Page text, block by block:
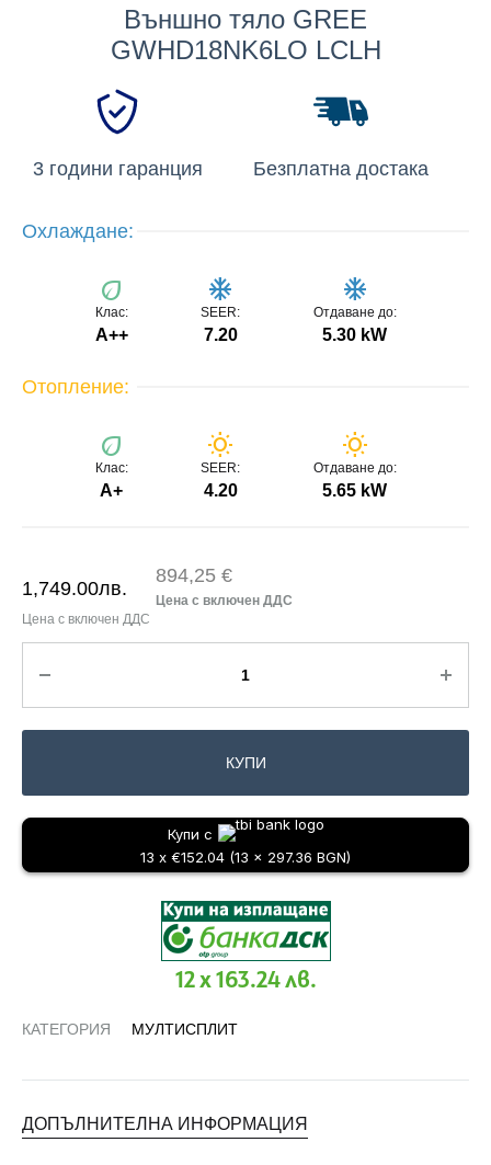
Външно тяло GREE
GWHD18NK6LO LCLH
3 години гаранция Безплатна достака
Охлаждане:
eco
Клас:
A++
ac_unit
SEER:
7.20
ac_unit
Отдаване до:
5.30 kW
Отопление:
eco
Клас:
A+
wb_sunny
SEER:
4.20
wb_sunny
Отдаване до:
5.65 kW
1,749.00лв.
894,25 €
КУПИ
Купи с
13 x €152.04 (13 x 297.36 BGN)
12 x 163.24 лв.
КАТЕГОРИЯ МУЛТИСПЛИТ
ДОПЪЛНИТЕЛНА ИНФОРМАЦИЯ